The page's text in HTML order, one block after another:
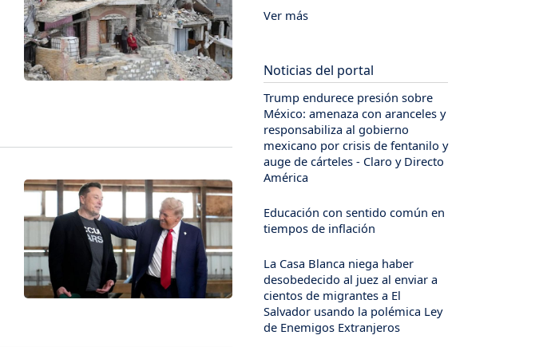
Imagen
Ver más
Noticias del portal
Trump endurece presión sobre
México: amenaza con aranceles y
responsabiliza al gobierno
mexicano por crisis de fentanilo y
auge de cárteles - Claro y Directo
América
Educación con sentido común en
tiempos de inflación
La Casa Blanca niega haber
desobedecido al juez al enviar a
cientos de migrantes a El
Salvador usando la polémica Ley
de Enemigos Extranjeros